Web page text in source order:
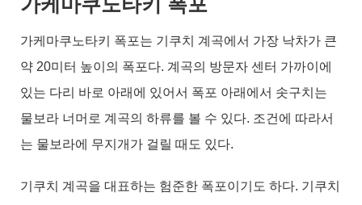
가케마쿠노타키 폭포는 기쿠치 계곡에서 가장 낙차가 큰
약 20미터 높이의 폭포다. 계곡의 방문자 센터 가까이에
있는 다리 바로 아래에 있어서 폭포 아래에서 솟구치는
물보라 너머로 계곡의 하류를 볼 수 있다. 조건에 따라서
는 물보라에 무지개가 걸릴 때도 있다.
기쿠치 계곡을 대표하는 험준한 폭포이기도 하다. 기쿠치